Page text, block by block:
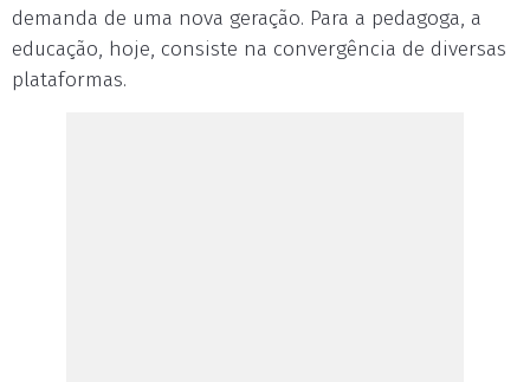
demanda de uma nova geração. Para a pedagoga, a
educação, hoje, consiste na convergência de diversas
plataformas.